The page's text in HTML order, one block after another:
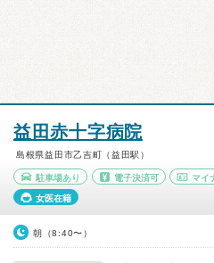
益田赤十字病院
島根県益田市乙吉町（益田駅）
駐車場あり 電子決済可 マイ
女医在籍
朝（8:40〜）